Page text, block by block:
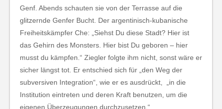
Genf. Abends schauten sie von der Terrasse auf die
glitzernde Genfer Bucht. Der argentinisch-kubanische
Freiheitskämpfer Che: „Siehst Du diese Stadt? Hier ist
das Gehirn des Monsters. Hier bist Du geboren – hier
musst du kämpfen.“ Ziegler folgte ihm nicht, sonst wäre er
sicher längst tot. Er entschied sich für „den Weg der
subversiven Integration“, wie er es ausdrückt, „in die
Institution eintreten und deren Kraft benutzen, um die
eigenen Überzeugungen durchzusetzen.“